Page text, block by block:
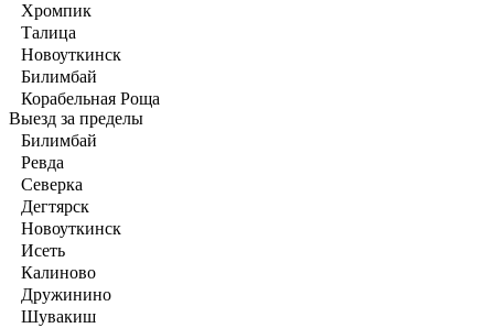
Хромпик
Талица
Новоуткинск
Билимбай
Корабельная Роща
Выезд за пределы
Билимбай
Ревда
Северка
Дегтярск
Новоуткинск
Исеть
Калиново
Дружинино
Шувакиш